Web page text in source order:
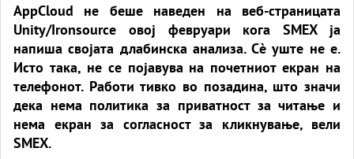
AppCloud не беше наведен на веб-страницата
Unity/Ironsource овој февруари кога SMEX ја
напиша својата длабинска анализа. Сè уште не е.
Исто така, не се појавува на почетниот екран на
телефонот. Работи тивко во позадина, што значи
дека нема политика за приватност за читање и
нема екран за согласност за кликнување, вели
SMEX.